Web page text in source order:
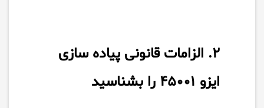
۲. الزامات قانونی پیاده سازی
ایزو ۴۵۰۰۱ را بشناسید